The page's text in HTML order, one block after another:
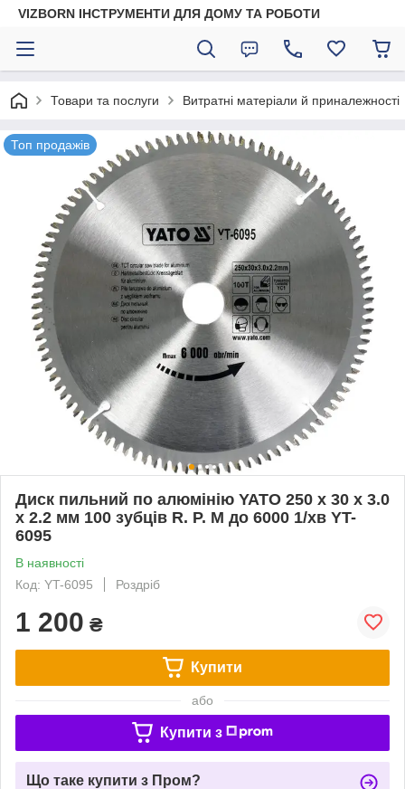
VIZBORN ІНСТРУМЕНТИ ДЛЯ ДОМУ ТА РОБОТИ
Товари та послуги Витратні матеріали й приналежності
Топ продажів
Диск пильний по алюмінію YATO 250 х 30 х 3.0
x 2.2 мм 100 зубців R. P. M до 6000 1/хв YT-
6095
В наявності
Код: YT-6095
Роздріб
1 200 ₴
Купити
або
Купити з
Що таке купити з Пром?